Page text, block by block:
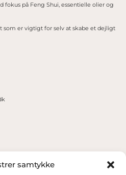
samtykke
på Feng Shui, essentielle olier og
som er vigtigt for selv at skabe et dejligt